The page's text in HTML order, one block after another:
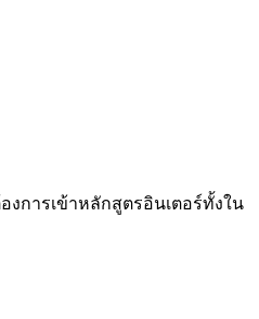
งการเข้าหลักสูตรอินเตอร์ทั้งใน